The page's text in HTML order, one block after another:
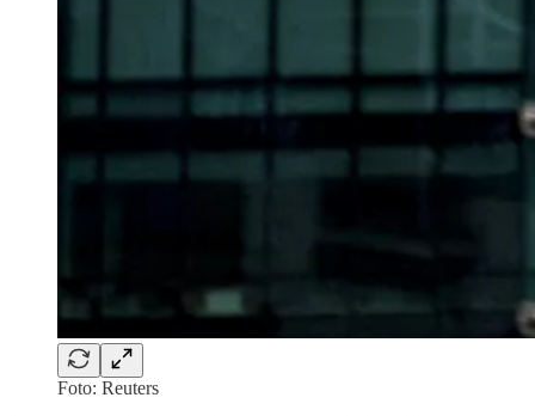
Foto: Reuters